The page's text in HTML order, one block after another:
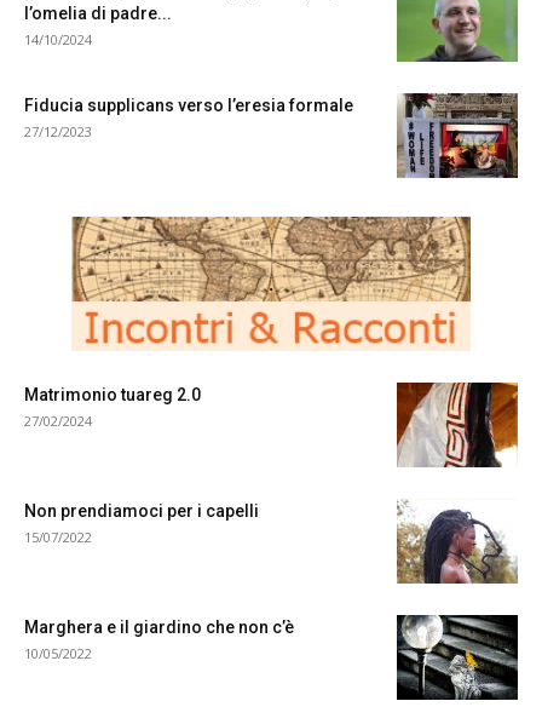
l’omelia di padre...
14/10/2024
Fiducia supplicans verso l’eresia formale
27/12/2023
.
Matrimonio tuareg 2.0
27/02/2024
Non prendiamoci per i capelli
15/07/2022
Marghera e il giardino che non c’è
10/05/2022